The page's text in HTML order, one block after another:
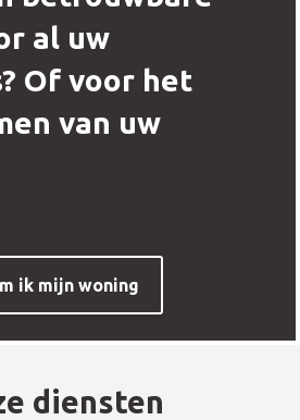
al uw
Of voor het
van uw
ik mijn woning
diensten